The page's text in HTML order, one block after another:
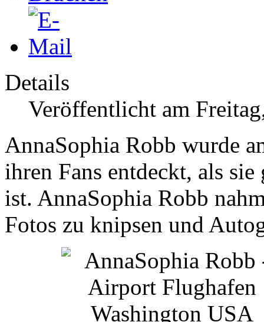
Details
Veröffentlicht am
AnnaSophia Robb wurde
ihren Fans entdeckt, als
ist. AnnaSophia Robb
Fotos zu knipsen und